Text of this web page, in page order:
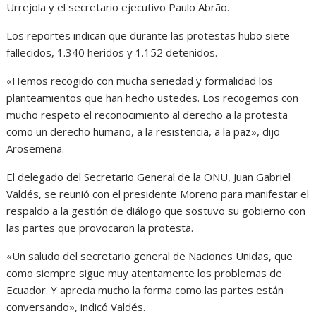
Urrejola y el secretario ejecutivo Paulo Abrão.
Los reportes indican que durante las protestas hubo siete
fallecidos, 1.340 heridos y 1.152 detenidos.
«Hemos recogido con mucha seriedad y formalidad los
planteamientos que han hecho ustedes. Los recogemos con
mucho respeto el reconocimiento al derecho a la protesta
como un derecho humano, a la resistencia, a la paz», dijo
Arosemena.
El delegado del Secretario General de la ONU, Juan Gabriel
Valdés, se reunió con el presidente Moreno para manifestar el
respaldo a la gestión de diálogo que sostuvo su gobierno con
las partes que provocaron la protesta.
«Un saludo del secretario general de Naciones Unidas, que
como siempre sigue muy atentamente los problemas de
Ecuador. Y aprecia mucho la forma como las partes están
conversando», indicó Valdés.